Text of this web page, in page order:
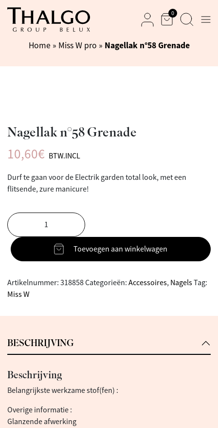
0
Home » Miss W pro » Nagellak n°58 Grenade
Nagellak n°58 Grenade
10,60€ BTW.INCL
Durf te gaan voor de Electrik garden total look, met een
flitsende, zure manicure!
Toevoegen aan winkelwagen
Artikelnummer: 318858Categorieën: Accessoires, NagelsTag:
Miss W
BESCHRIJVING
Beschrijving
Belangrijkste werkzame stof(fen) :
Overige informatie :
Glanzende afwerking